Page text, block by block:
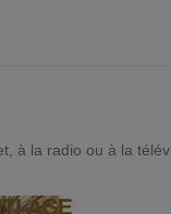
à la radio ou à la